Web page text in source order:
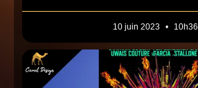
10 juin 2023 10h36